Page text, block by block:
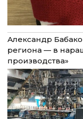
Александр
региона — в
производства»